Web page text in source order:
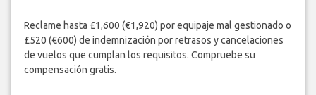
Reclame hasta £1,600 (€1,920) por equipaje mal gestionado o
£520 (€600) de indemnización por retrasos y cancelaciones
de vuelos que cumplan los requisitos. Compruebe su
compensación gratis.